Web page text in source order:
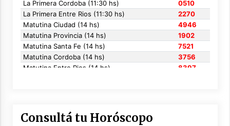
Consultá tu Horóscopo